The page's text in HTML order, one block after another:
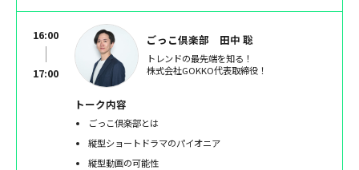
16:00
17:00
ごっこ倶楽部 田中 聡
トレンドの最先端を知る！
株式会社GOKKO代表取締役！
トーク内容
ごっこ倶楽部とは
縦型ショートドラマのパイオニア
縦型動画の可能性